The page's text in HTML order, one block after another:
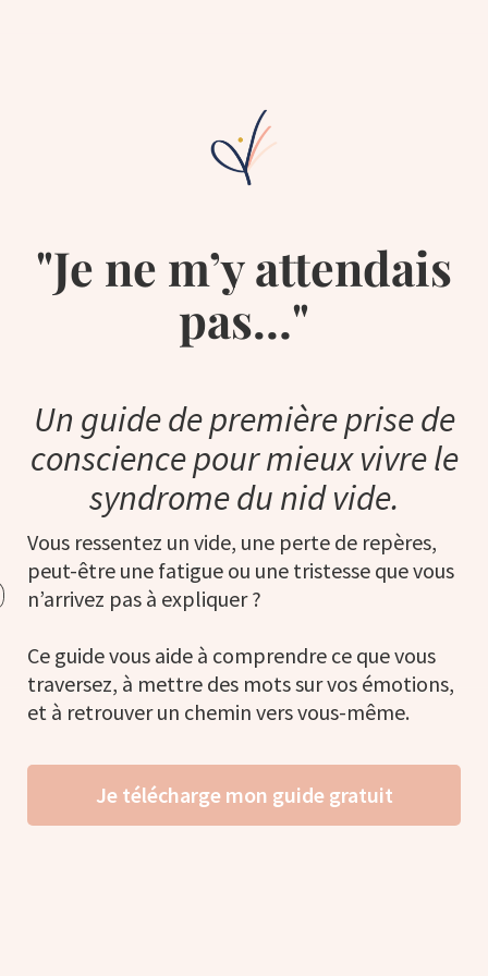
"Je ne m’y attendais
pas…"
Un guide de première prise de
conscience pour mieux vivre le
syndrome du nid vide.
Vous ressentez un vide, une perte de repères,
peut-être une fatigue ou une tristesse que vous
n’arrivez pas à expliquer ?
Ce guide vous aide à comprendre ce que vous
traversez, à mettre des mots sur vos émotions,
et à retrouver un chemin vers vous-même.
Je télécharge mon guide gratuit